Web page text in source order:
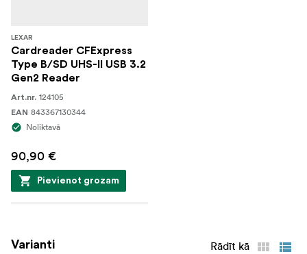
LEXAR
Cardreader CFExpress
Type B/SD UHS-II USB 3.2
Gen2 Reader
Art.nr. 124105
EAN 843367130344
Noliktavā
90,90 €
Pievienot grozam
Varianti Rādīt kā